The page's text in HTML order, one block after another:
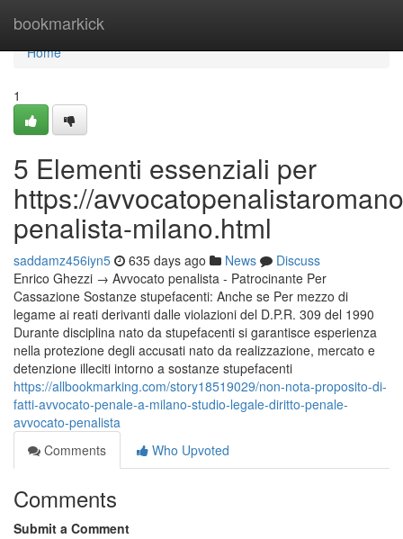
bookmarkick
Home
Home
1
5 Elementi essenziali per
https://
penalista-milano.html
saddamz456iyn5 635 days ago News
Discuss
Enrico Ghezzi → Avvocato penalista - Patrocinante Per
Cassazione Sostanze stupefacenti: Anche se Per mezzo di
legame ai reati derivanti dalle violazioni del D.P.R. 309 del 1990
Durante disciplina nato da stupefacenti si garantisce esperienza
nella protezione degli accusati nato da realizzazione, mercato e
detenzione illeciti intorno a sostanze stupefacenti
https://allbookmarking.com/story18519029/non-nota-proposito-di-
fatti-avvocato-penale-a-milano-studio-legale-diritto-penale-
avvocato-penalista
Comments
Who Upvoted
Comments
Submit a Comment